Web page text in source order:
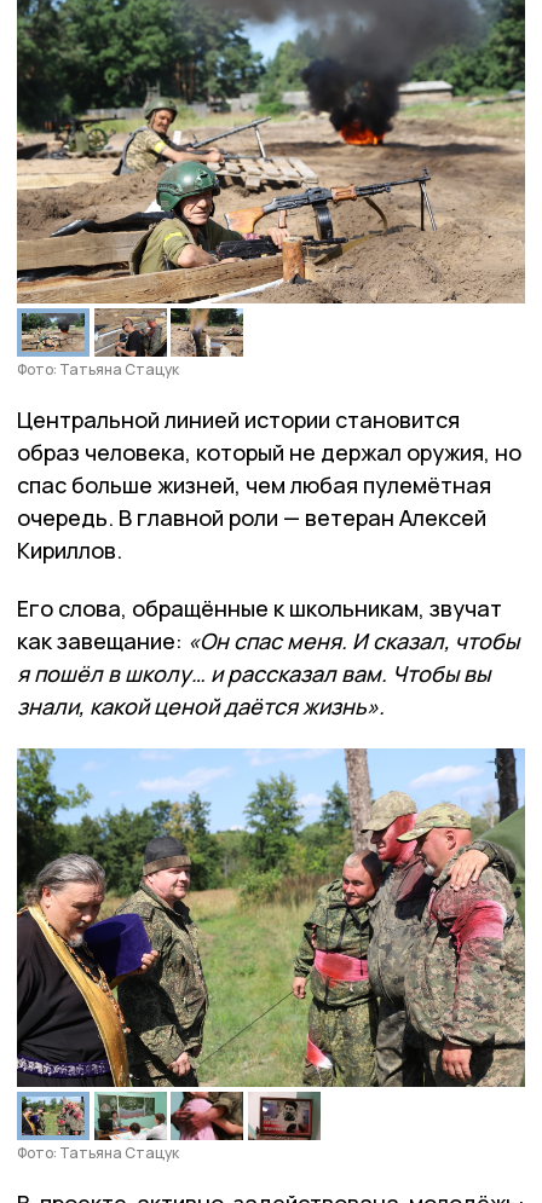
Фото: Татьяна Стацук
Центральной линией истории становится
образ человека, который не держал оружия, но
спас больше жизней, чем любая пулемётная
очередь. В главной роли — ветеран Алексей
Кириллов.
Его слова, обращённые к школьникам, звучат
как завещание: «Он спас меня. И сказал, чтобы
я пошёл в школу… и рассказал вам. Чтобы вы
знали, какой ценой даётся жизнь».
Фото: Татьяна Стацук